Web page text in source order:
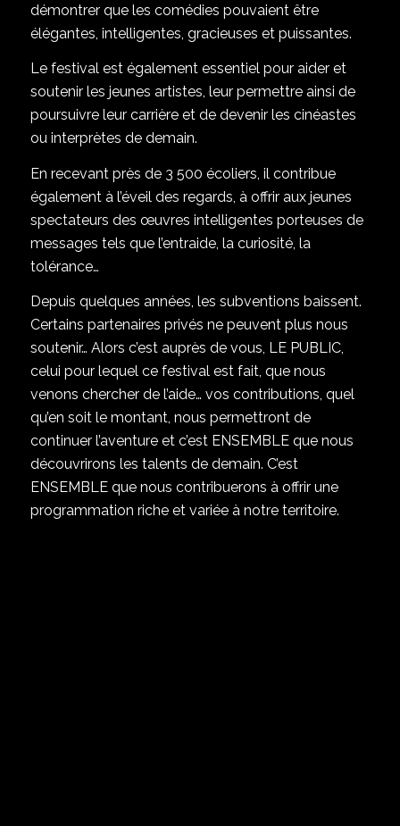
démontrer que les comédies pouvaient être
élégantes, intelligentes, gracieuses et puissantes.
Le festival est également essentiel pour aider et
soutenir les jeunes artistes, leur permettre ainsi de
poursuivre leur carrière et de devenir les cinéastes
ou interprètes de demain.
En recevant près de 3 500 écoliers, il contribue
également à l’éveil des regards, à offrir aux jeunes
spectateurs des œuvres intelligentes porteuses de
messages tels que l’entraide, la curiosité, la
tolérance…
Depuis quelques années, les subventions baissent.
Certains partenaires privés ne peuvent plus nous
soutenir… Alors c’est auprès de vous, LE PUBLIC,
celui pour lequel ce festival est fait, que nous
venons chercher de l’aide… vos contributions, quel
qu’en soit le montant, nous permettront de
continuer l’aventure et c’est ENSEMBLE que nous
découvrirons les talents de demain. C’est
ENSEMBLE que nous contribuerons à offrir une
programmation riche et variée à notre territoire.